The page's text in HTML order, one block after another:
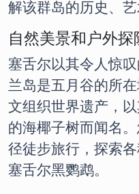
解该群岛的历史、艺
自然美景和户外探
塞舌尔以其令人惊
兰岛是五月谷的所
文组织世界遗产，
的海椰子树而闻名
径徒步旅行，探索
塞舌尔黑鹦鹉。